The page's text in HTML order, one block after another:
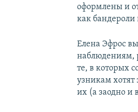
оформлены и
как
Елена Эфрос
наблюдениям,
те, в которых
узникам
их (а заодно и